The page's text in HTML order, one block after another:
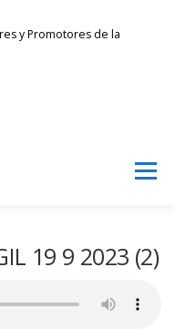
Menú
19 9 2023 (2)